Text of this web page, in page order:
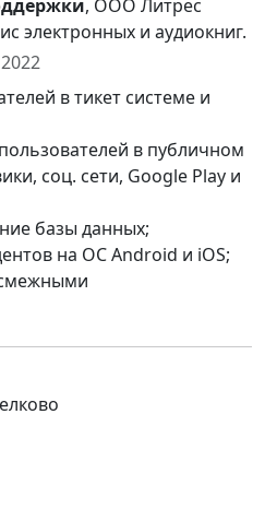
, ООО Литрес
электронных и аудиокниг.
в тикет системе и
в публичном
соц. сети, Google Play и
базы данных;
на ОС Android и iOS;